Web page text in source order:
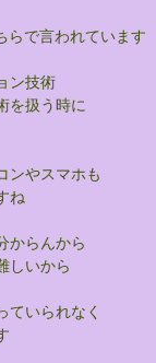
らで言われています
ン技術
を扱う時に
ンやスマホも
ね
からんから
しいから
ていられなく